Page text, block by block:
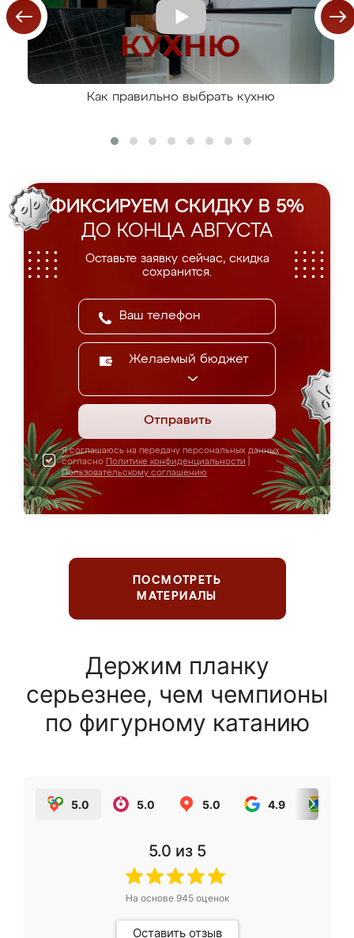
Как правильно выбрать кухню
ФИКСИРУЕМ СКИДКУ В 5%
ДО КОНЦА АВГУСТА
Оставьте заявку сейчас, скидка
сохранится.
Желаемый бюджет
Отправить
Я соглашаюсь на передачу персональных данных
согласно Политике конфиденциальности
Пользовательскому соглашению
ПОСМОТРЕТЬ
МАТЕРИАЛЫ
Держим планку
серьезнее, чем чемпионы
по фигурному катанию
5.0 5.0 5.0 4.9
5.0 из 5
На основе 945оценок
Оставить отзыв